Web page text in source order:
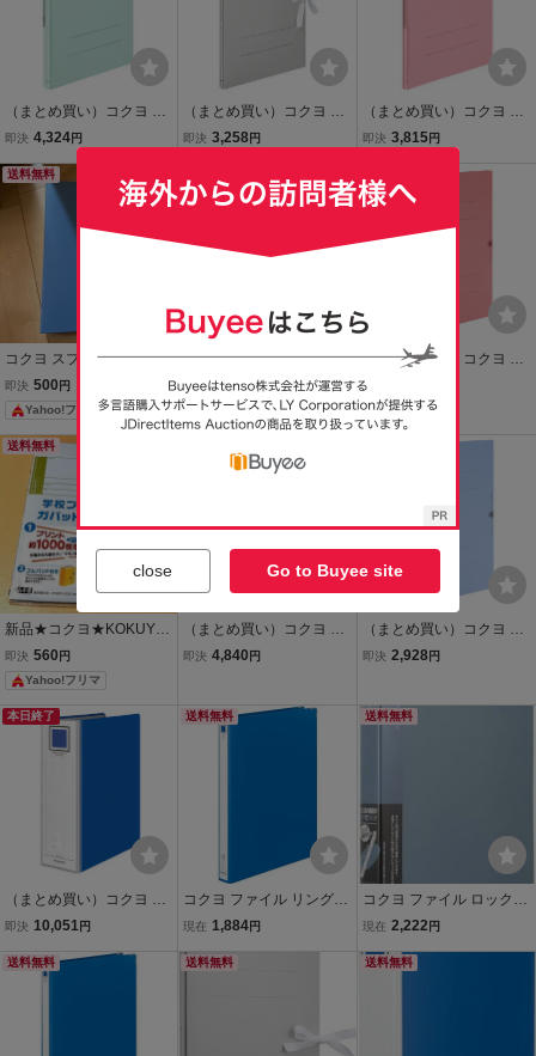
（まとめ買い）コクヨ ガ
バットファイルS 活用・
ストロング 紙製両開き A4
縦 1～100ミリとじ青 フ-
VST90NB 〔×5〕
即決 4,324円
（まとめ買い）コクヨ ガ
バットファイル 活用タイ
0ミリとじ 2穴 グレー フ-
VH90NM〔×5〕
即決 3,258円
（まとめ買い）コクヨ ガ
バットファイルS 活用・
ストロング 紙製 A4縦 1～
100ミリとじ ピンク フ-V
S90NP 〔×5〕
即決 3,815円
送料無料
コクヨ スプリングファイ
ル A4縦 青 フ-230NB 1冊
即決 500 円
Yahoo!フリマ
（まとめ買い）コクヨ ガ
バットファイルVA 活用タ
イプ・紙製 A4縦 1～100
ミリとじ 2穴 グレー フ-V
即決 2,928円
（まとめ買い）コクヨ ガ
バットファイルVA 活用タ
イプ・紙製 A4縦 1～100
ミリとじ 2穴 ピンク フ-V
即決
送料無料
新品★コクヨ★KOKUYO
★学校プリント用ガバッ
トファイルA4縦 1000枚
青★フ-SC190B★おてが
る配送
即決 560 円
Yahoo!フリマ
（まとめ買い）コクヨ ガ
バットファイル ひもとじ
青 フ-MB90B〔×10〕
即決 4,840 円
（まとめ買い）コクヨ ガ
バットファイルVA 活用タ
フ-VA90CB 〔×5〕
即決 2,928円
本日終了
（まとめ買い）コクヨ ガ
バットチューブファイル
ミリとじ 2穴 青 フ-GT612
0B 〔×3〕
即決 10,051円
送料無料
コクヨ ファイル リングフ
ァイル A4縦 青 フ-4680B
現在 1,884円
送料無料
コクヨ ファイル ロックリ
ングファイル A4 縦 青 フ-
現在 2,222 円
送料無料 送料無料 送料無料
close Go to Buyee site